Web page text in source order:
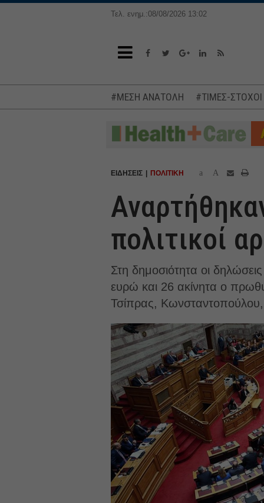
Τελ. ενημ.:08/08/2026 13:02
#ΜΕΣΗ ΑΝΑΤΟΛΗ #ΤΙΜΕΣ-
ΕΙΔΗΣΕΙΣ ΠΟΛΙΤΙΚΗ a A
πολιτικοί
Στη δημοσιότητα οι
ευρώ και 26 ακίνητα ο
Τσίπρας,